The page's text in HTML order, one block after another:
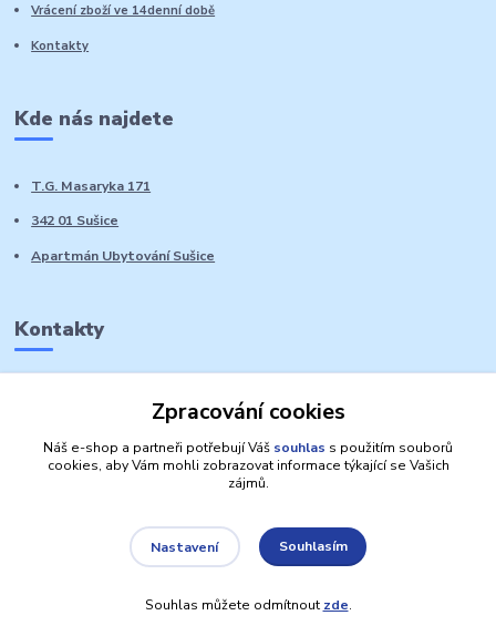
Vrácení zboží ve 14denní době
Kontakty
Kde nás najdete
T.G. Masaryka 171
342 01 Sušice
Apartmán Ubytování Sušice
Kontakty
Vytvořeno na
Eshop-rychle.cz
Zpracování cookies
Náš e-shop a partneři potřebují Váš souhlas s použitím souborů
cookies, aby Vám mohli zobrazovat informace týkající se Vašich
zájmů.
Nastavení Souhlasím
Souhlas můžete odmítnout zde.